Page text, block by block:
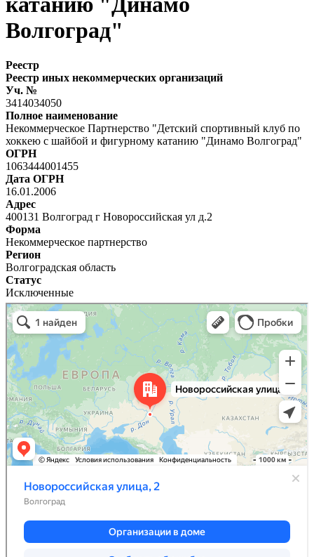
Волгоград"
Реестр
Реестр иных некоммерческих организаций
Уч. №
3414034050
Полное наименование
Некоммерческое Партнерство "Детский спортивный клуб по
хоккею с шайбой и фигурному катанию "Динамо Волгоград"
ОГРН
1063444001455
Дата ОГРН
16.01.2006
Адрес
400131 Волгоград г Новороссийская ул д.2
Форма
Некоммерческое партнерство
Регион
Волгоградская область
Статус
Исключенные